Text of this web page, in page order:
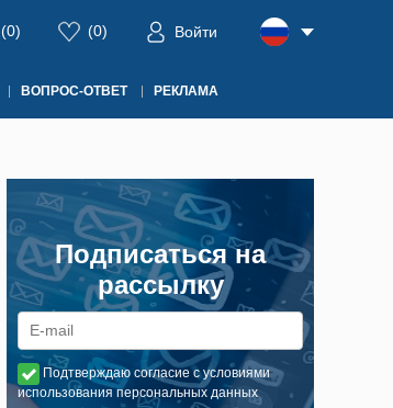
(0) (0) Войти
ВОПРОС-ОТВЕТ РЕКЛАМА
Подписаться на
рассылку
Подтверждаю согласие с условиями
использования персональных данных